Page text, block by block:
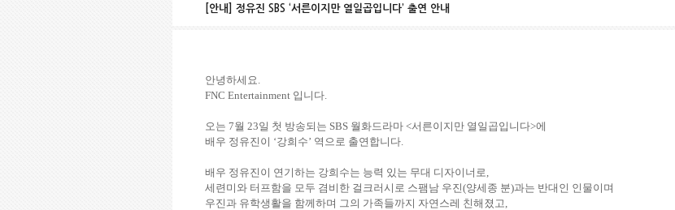
[안내] 정유진 SBS ‘서른이지만 열일곱입니다’ 출연 안내
안녕하세요.
FNC Entertainment 입니다.
오는 7월 23일 첫 방송되는 SBS 월화드라마 <서른이지만 열일곱입니다>에
배우 정유진이 ‘강희수’ 역으로 출연합니다.
배우 정유진이 연기하는 강희수는 능력 있는 무대 디자이너로,
세련미와 터프함을 모두 겸비한 걸크러시로 스팸남 우진(양세종 분)과는 반대인 인물이며
우진과 유학생활을 함께하며 그의 가족들까지 자연스레 친해졌고,